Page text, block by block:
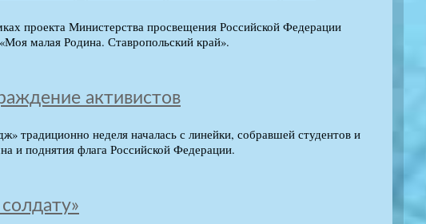
проекта Министерства просвещения Российской Федерации
малая Родина. Ставропольский край».
активистов
традиционно неделя началась с линейки, собравшей студентов и
и поднятия флага Российской Федерации.